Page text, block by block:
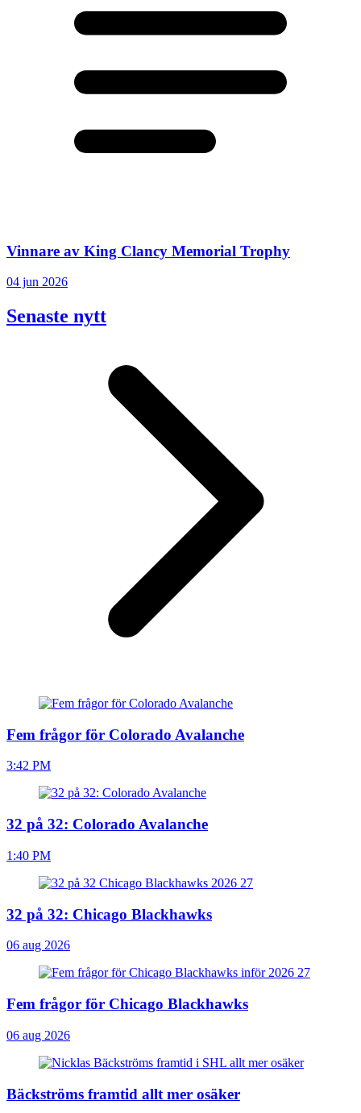
Vinnare av King Clancy Memorial Trophy
04 jun 2026
Senaste nytt
Fem frågor för Colorado Avalanche
3:42 PM
32 på 32: Colorado Avalanche
1:40 PM
32 på 32: Chicago Blackhawks
06 aug 2026
Fem frågor för Chicago Blackhawks
06 aug 2026
Bäckströms framtid allt mer osäker